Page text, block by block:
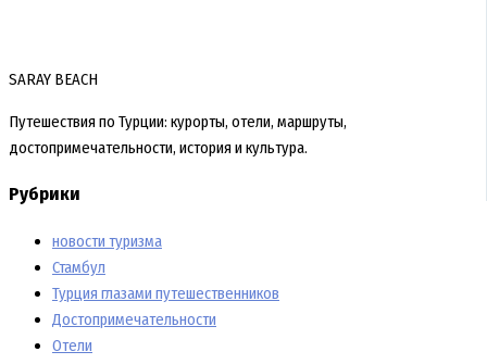
SARAY BEACH
Путешествия по Турции: курорты, отели, маршруты,
достопримечательности, история и культура.
Рубрики
новости туризма
Стамбул
Турция глазами путешественников
Достопримечательности
Отели